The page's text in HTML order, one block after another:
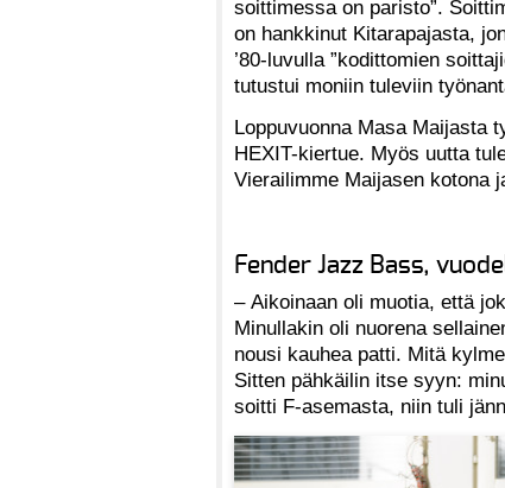
soittimessa on paristo”.
on hankkinut Kitarapajasta,
’80-luvulla ”kodittomien
tutustui moniin tuleviin
Loppuvuonna Masa Maijasta
HEXIT-kiertue. Myös uutta
Vierailimme Maijasen kotona
Fender Jazz Bass,
– Aikoinaan oli muotia, että
Minullakin oli nuorena
nousi kauhea patti. Mitä
Sitten pähkäilin itse syyn:
soitti F-asemasta, niin tuli